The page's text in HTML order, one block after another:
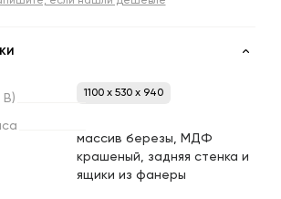
В) 1100 x 530 x 940
массив березы, МДФ
крашеный, задняя стенка и
ящики из фанеры